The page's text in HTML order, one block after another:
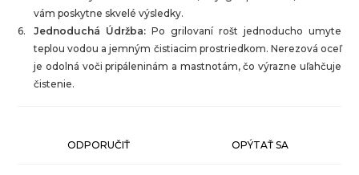
vám poskytne skvelé výsledky.
Jednoduchá Údržba: Po grilovaní rošt jednoducho umyte
teplou vodou a jemným čistiacim prostriedkom. Nerezová oceľ
je odolná voči pripáleninám a mastnotám, čo výrazne uľahčuje
čistenie.
ODPORUČIŤ OPÝTAŤ SA